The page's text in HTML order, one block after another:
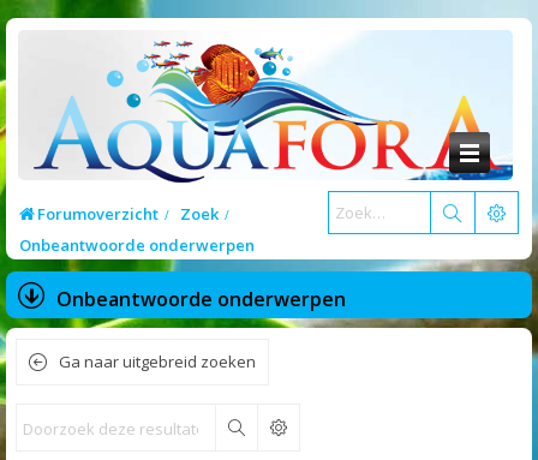
Forumoverzicht
Zoek
Onbeantwoorde onderwerpen
Onbeantwoorde onderwerpen
Ga naar uitgebreid zoeken
Zoek